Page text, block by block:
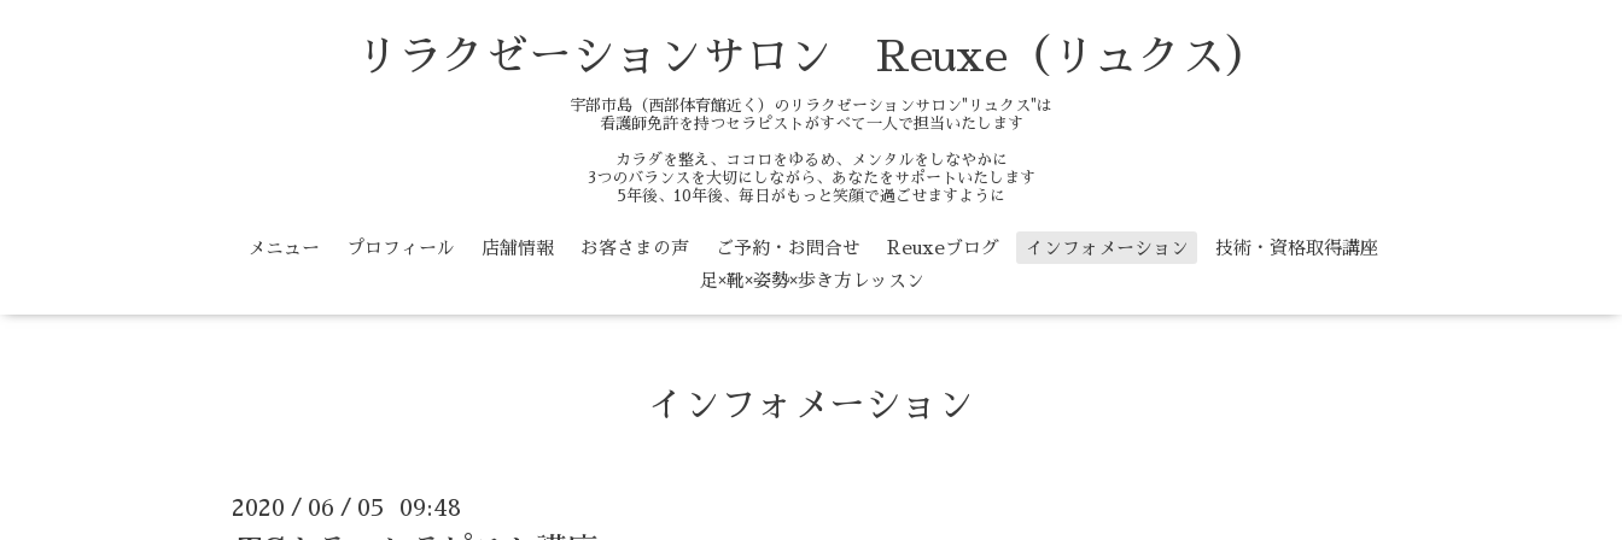
リラクゼーションサロン Reuxe（リュクス）
宇部市島（西部体育館近く）のリラクゼーションサロン"リュクス"は
看護師免許を持つセラピストがすべて一人で担当いたします
カラダを整え、ココロをゆるめ、メンタルをしなやかに
3つのバランスを大切にしながら、あなたをサポートいたします
5年後、10年後、毎日がもっと笑顔で過ごせますように
メニュー プロフィール 店舗情報 お客さまの声 ご予約・お問合せ Reuxeブログ インフォメーション
技術・資格取得講座
足×靴×姿勢×歩き方レッスン
インフォメーション
2020 / 06 / 05 09:48